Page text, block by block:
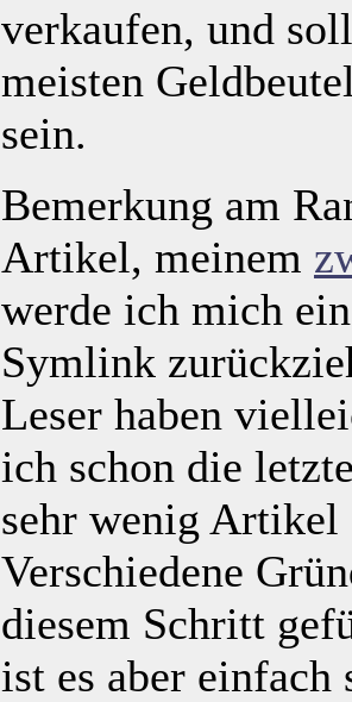
verkaufen, und
meisten
sein.
Bemerkung am
Artikel, meinem
werde ich mich
Symlink
Leser haben
ich schon die
sehr wenig Artikel
Verschiedene
diesem Schritt
ist es aber einfach